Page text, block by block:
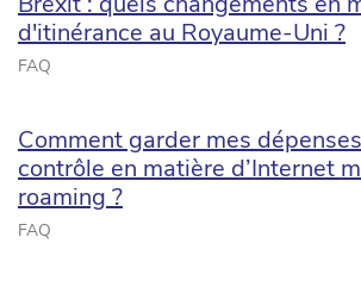
d'itinérance au Royaume-Uni ?
FAQ
Comment garder mes
contrôle en matière d’Internet
roaming ?
FAQ